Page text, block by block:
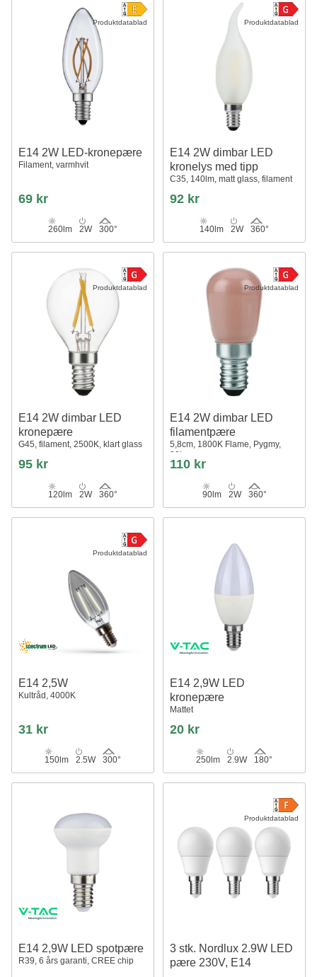
Produktdatablad
E14 2W LED-kronepære
Filament, varmhvit
69 kr
260lm 2W 300°
Produktdatablad
E14 2W dimbar LED
kronelys med tipp
C35, 140lm, matt glass, filament
92 kr
140lm 2W 360°
Produktdatablad
E14 2W dimbar LED
kronepære
G45, filament, 2500K, klart glass
95 kr
120lm 2W 360°
Produktdatablad
E14 2W dimbar LED
filamentpære
5,8cm, 1800K Flame, Pygmy,
90lm
110 kr
90lm 2W 360°
Produktdatablad
E14 2,5W
Kultråd, 4000K
31 kr
150lm 2.5W 300°
E14 2,9W LED
kronepære
Mattet
20 kr
250lm 2.9W 180°
E14 2,9W LED spotpære
R39, 6 års garanti, CREE chip
Produktdatablad
3 stk. Nordlux 2.9W LED
pære 230V, E14